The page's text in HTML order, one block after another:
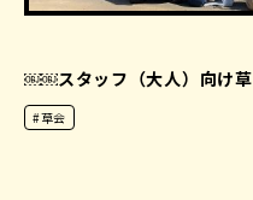
￼￼スタッフ（大人）向け
#草会